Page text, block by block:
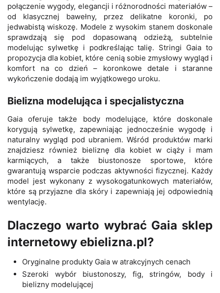
połączenie wygody, elegancji i różnorodności materiałów –
od klasycznej bawełny, przez delikatne koronki, po
jedwabistą wiskozę. Modele z wysokim stanem doskonale
sprawdzają się pod dopasowaną odzieżą, subtelnie
modelując sylwetkę i podkreślając talię. Stringi Gaia to
propozycja dla kobiet, które cenią sobie zmysłowy wygląd i
komfort na co dzień – koronkowe detale i staranne
wykończenie dodają im wyjątkowego uroku.
Bielizna modelująca i specjalistyczna
Gaia oferuje także body modelujące, które doskonale
korygują sylwetkę, zapewniając jednocześnie wygodę i
naturalny wygląd pod ubraniem. Wśród produktów marki
znajdziesz również bieliznę dla kobiet w ciąży i mam
karmiących, a także biustonosze sportowe, które
gwarantują wsparcie podczas aktywności fizycznej. Każdy
model jest wykonany z wysokogatunkowych materiałów,
które są przyjazne dla skóry i zapewniają jej odpowiednią
wentylację.
Dlaczego warto wybrać Gaia sklep
internetowy ebielizna.pl?
Oryginalne produkty Gaia w atrakcyjnych cenach
Szeroki wybór biustonoszy, fig, stringów, body i
bielizny modelującej